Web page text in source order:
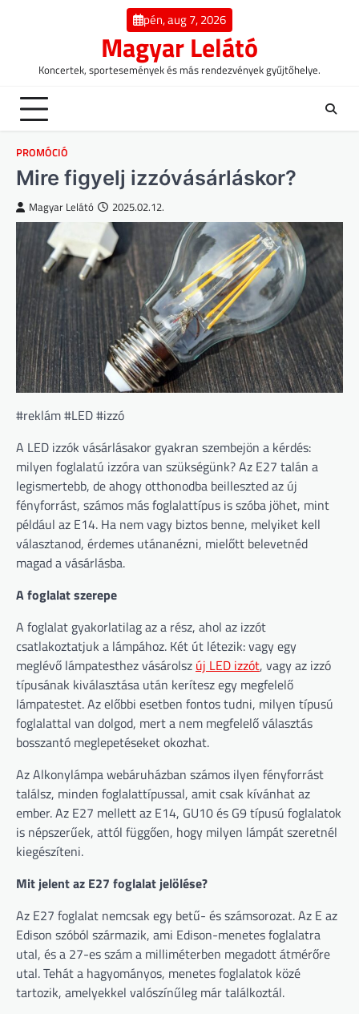
pén, aug 7, 2026
Magyar Lelátó
Koncertek, sportesemények és más rendezvények gyűjtőhelye.
PROMÓCIÓ
Mire figyelj izzóvásárláskor?
Magyar Lelátó 2025.02.12.
#reklám #LED #izzó
A LED izzók vásárlásakor gyakran szembejön a kérdés:
milyen foglalatú izzóra van szükségünk? Az E27 talán a
legismertebb, de ahogy otthonodba beilleszted az új
fényforrást, számos más foglalattípus is szóba jöhet, mint
például az E14. Ha nem vagy biztos benne, melyiket kell
választanod, érdemes utánanézni, mielőtt belevetnéd
magad a vásárlásba.
A foglalat szerepe
A foglalat gyakorlatilag az a rész, ahol az izzót
csatlakoztatjuk a lámpához. Két út létezik: vagy egy
meglévő lámpatesthez vásárolsz új LED izzót, vagy az izzó
típusának kiválasztása után kerítesz egy megfelelő
lámpatestet. Az előbbi esetben fontos tudni, milyen típusú
foglalattal van dolgod, mert a nem megfelelő választás
bosszantó meglepetéseket okozhat.
Az Alkonylámpa webáruházban számos ilyen fényforrást
találsz, minden foglalattípussal, amit csak kívánhat az
ember. Az E27 mellett az E14, GU10 és G9 típusú foglalatok
is népszerűek, attól függően, hogy milyen lámpát szeretnél
kiegészíteni.
Mit jelent az E27 foglalat jelölése?
Az E27 foglalat nemcsak egy betű- és számsorozat. Az E az
Edison szóból származik, ami Edison-menetes foglalatra
utal, és a 27-es szám a milliméterben megadott átmérőre
utal. Tehát a hagyományos, menetes foglalatok közé
tartozik, amelyekkel valószínűleg már találkoztál.